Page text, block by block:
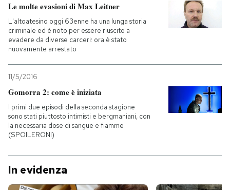
Le molte evasioni di Max Leitner
L'altoatesino oggi 63enne ha una lunga storia
criminale ed è noto per essere riuscito a
evadere da diverse carceri: ora è stato
nuovamente arrestato
11/5/2016
Gomorra 2: come è iniziata
I primi due episodi della seconda stagione
sono stati piuttosto intimisti e bergmaniani, con
la necessaria dose di sangue e fiamme
(SPOILERONI)
In evidenza